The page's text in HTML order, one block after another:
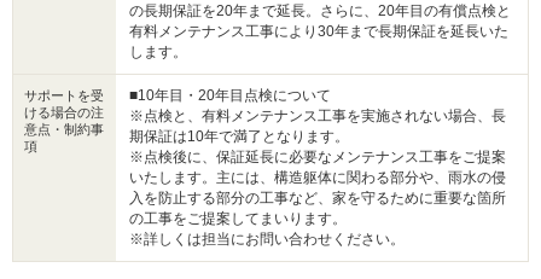
の長期保証を20年まで延長。さらに、20年目の有償点検と
有料メンテナンス工事により30年まで長期保証を延長いた
します。
サポートを受
ける場合の注
意点・制約事
項
■10年目・20年目点検について
※点検と、有料メンテナンス工事を実施されない場合、長
期保証は10年で満了となります。
※点検後に、保証延長に必要なメンテナンス工事をご提案
いたします。主には、構造躯体に関わる部分や、雨水の侵
入を防止する部分の工事など、家を守るために重要な箇所
の工事をご提案してまいります。
※詳しくは担当にお問い合わせください。